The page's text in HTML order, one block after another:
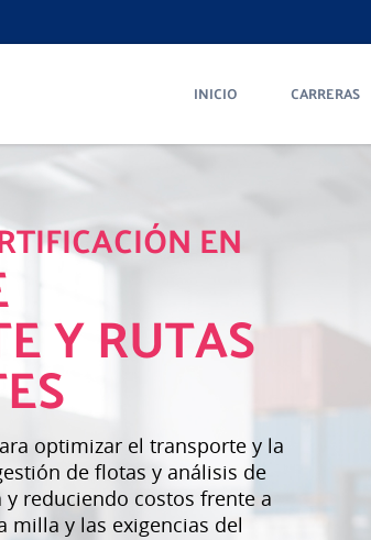
INICIO CARRERAS
EN
Y RUTAS
optimizar el transporte y la
de flotas y análisis de
reduciendo costos frente a
milla y las exigencias del